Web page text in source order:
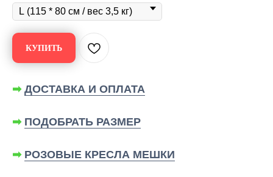
КУПИТЬ
➡ ДОСТАВКА И ОПЛАТА
➡ ПОДОБРАТЬ РАЗМЕР
➡ РОЗОВЫЕ КРЕСЛА МЕШКИ